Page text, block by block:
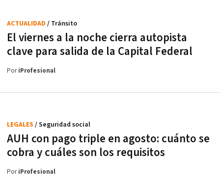
El viernes a la noche cierra autopista
clave para salida de la Capital Federal
ACTUALIDAD / Tránsito
PoriProfesional
AUH con pago triple en agosto: cuánto se
cobra y cuáles son los requisitos
LEGALES / Seguridad social
PoriProfesional